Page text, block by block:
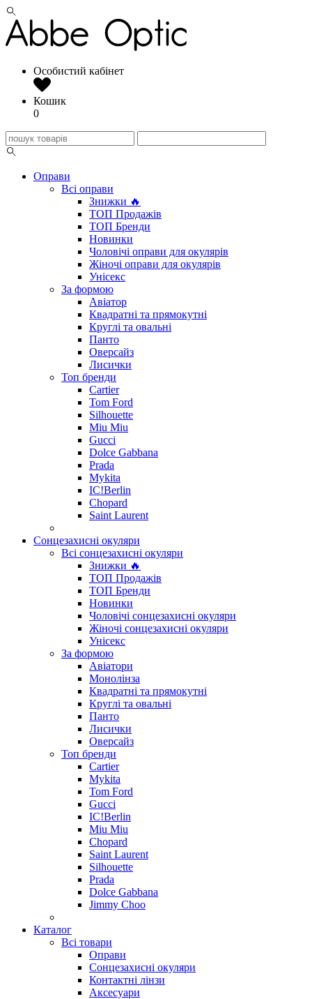
Особистий кабінет
Кошик
0
Оправи
Всі оправи
Знижки 🔥
ТОП Продажів
ТОП Бренди
Новинки
Чоловічі оправи для окулярів
Жіночі оправи для окулярів
Унісекс
За формою
Авіатор
Квадратні та прямокутні
Круглі та овальні
Панто
Оверсайз
Лисички
Топ бренди
Cartier
Tom Ford
Silhouette
Miu Miu
Gucci
Dolce Gabbana
Prada
Mykita
IC!Berlin
Chopard
Saint Laurent
Сонцезахисні окуляри
Всі сонцезахисні окуляри
Знижки 🔥
ТОП Продажів
ТОП Бренди
Новинки
Чоловічі сонцезахисні окуляри
Жіночі сонцезахисні окуляри
Унісекс
За формою
Авіатори
Монолінза
Квадратні та прямокутні
Круглі та овальні
Панто
Лисички
Оверсайз
Топ бренди
Cartier
Mykita
Tom Ford
Gucci
IC!Berlin
Miu Miu
Chopard
Saint Laurent
Silhouette
Prada
Dolce Gabbana
Jimmy Choo
Каталог
Всі товари
Оправи
Сонцезахисні окуляри
Контактні лінзи
Аксесуари